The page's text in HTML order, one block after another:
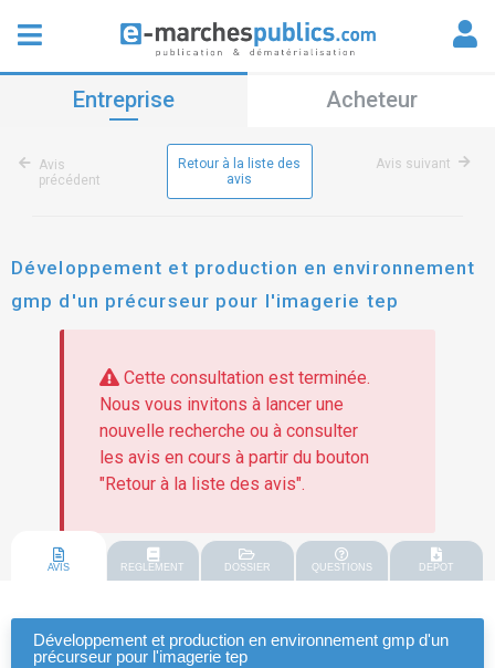
Entreprise Acheteur
Avis
précédent
Retour à la liste des
avis
Avis suivant
Développement et production en environnement
gmp d'un précurseur pour l'imagerie tep
Cette consultation est terminée.
Nous vous invitons à lancer une
nouvelle recherche ou à consulter
les avis en cours à partir du bouton
"Retour à la liste des avis".
AVIS REGLEMENT DOSSIER QUESTIONS DEPOT
Développement et production en environnement gmp d'un
précurseur pour l'imagerie tep